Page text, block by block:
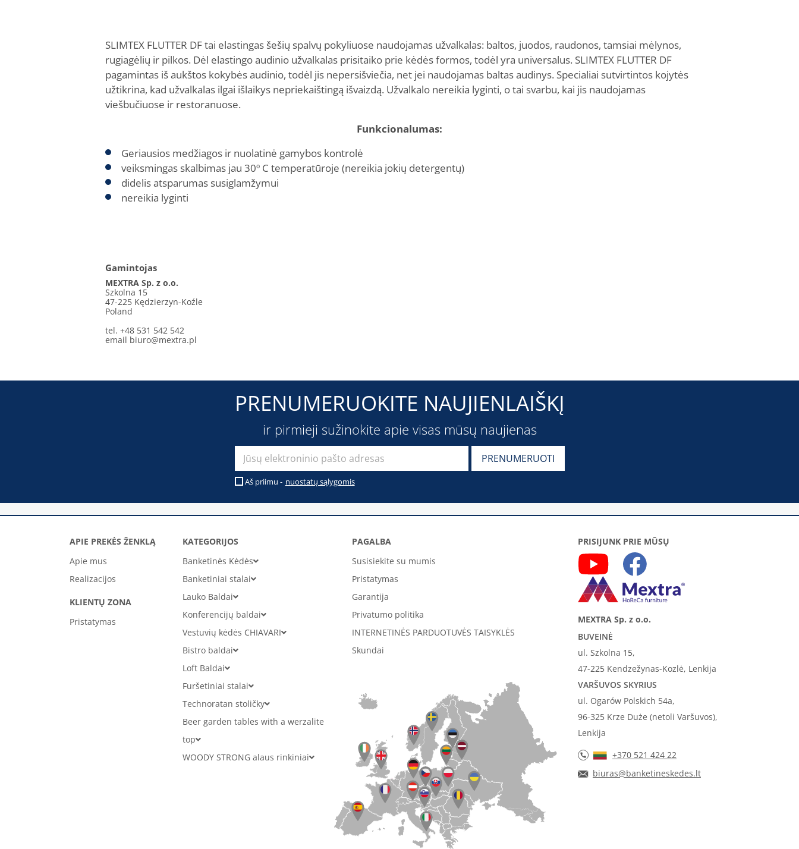
SLIMTEX FLUTTER DF tai elastingas šešių spalvų pokyliuose naudojamas užvalkalas: baltos, juodos, raudonos, tamsiai mėlynos,
rugiagėlių ir pilkos. Dėl elastingo audinio užvalkalas prisitaiko prie kėdės formos, todėl yra universalus. SLIMTEX FLUTTER DF
pagamintas iš aukštos kokybės audinio, todėl jis nepersišviečia, net jei naudojamas baltas audinys. Specialiai sutvirtintos kojytės
užtikrina, kad užvalkalas ilgai išlaikys nepriekaištingą išvaizdą. Užvalkalo nereikia lyginti, o tai svarbu, kai jis naudojamas
viešbučiuose ir restoranuose.
Funkcionalumas:
Geriausios medžiagos ir nuolatinė gamybos kontrolė
veiksmingas skalbimas jau 30º C temperatūroje (nereikia jokių detergentų)
didelis atsparumas susiglamžymui
nereikia lyginti
Gamintojas
MEXTRA Sp. z o.o.
Szkolna 15
47-225 Kędzierzyn-Koźle
Poland
tel. +48 531 542 542
email biuro@mextra.pl
PRENUMERUOKITE NAUJIENLAIŠKĮ
ir pirmieji sužinokite apie visas mūsų naujienas
Aš priimu - nuostatų sąlygomis
APIE PREKĖS ŽENKLĄ
Apie mus
Realizacijos
KLIENTŲ ZONA
Pristatymas
KATEGORIJOS
Banketinės Kėdės
Banketiniai stalai
Lauko Baldai
Konferencijų baldai
Vestuvių kėdės CHIAVARI
Bistro baldai
Loft Baldai
Furšetiniai stalai
Technoratan stoličky
Beer garden tables with a werzalite
top
WOODY STRONG alaus rinkiniai
PAGALBA
Susisiekite su mumis
Pristatymas
Garantija
Privatumo politika
INTERNETINĖS PARDUOTUVĖS TAISYKLĖS
Skundai
PRISIJUNK PRIE MŪSŲ
MEXTRA Sp. z o.o.
BUVEINĖ
ul. Szkolna 15,
47-225 Kendzežynas-Kozlė, Lenkija
VARŠUVOS SKYRIUS
ul. Ogarów Polskich 54a,
96-325 Krze Duże (netoli Varšuvos),
Lenkija
+370 521 424 22
biuras@banketineskedes.lt